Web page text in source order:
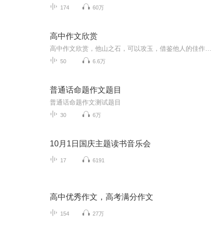
174 60万
高中作文欣赏
50 6.6万
普通话命题作文题目
普通话命题作文测试题目
30 6万
10月1日国庆主题读书音乐会
17 6191
高中优秀作文，高考满分作文
154 27万